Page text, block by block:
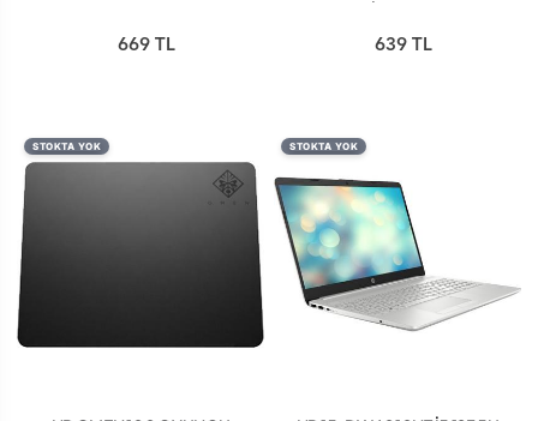
669 TL 639 TL
STOKTA YOK STOKTA YOK